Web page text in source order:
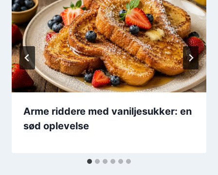
Arme riddere med vaniljesukker: en
sød oplevelse